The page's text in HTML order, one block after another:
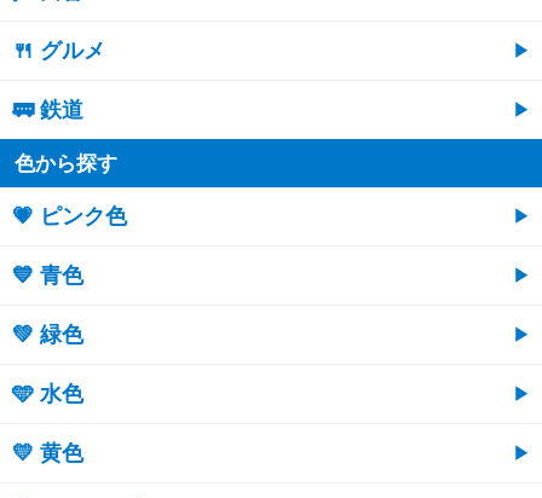
🍴 グルメ
🚃 鉄道
色から探す
💗 ピンク色
💙 青色
💚 緑色
🩵 水色
💛 黄色